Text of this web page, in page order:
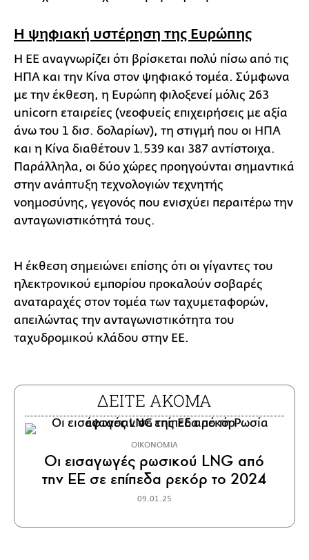
Η ψηφιακή υστέρηση της Ευρώπης
Η ΕΕ αναγνωρίζει ότι βρίσκεται πολύ πίσω από τις
ΗΠΑ και την Κίνα στον ψηφιακό τομέα. Σύμφωνα
με την έκθεση, η Ευρώπη φιλοξενεί μόλις 263
unicorn εταιρείες (νεοφυείς επιχειρήσεις με αξία
άνω του 1 δισ. δολαρίων), τη στιγμή που οι ΗΠΑ
και η Κίνα διαθέτουν 1.539 και 387 αντίστοιχα.
Παράλληλα, οι δύο χώρες προηγούνται σημαντικά
στην ανάπτυξη τεχνολογιών τεχνητής
νοημοσύνης, γεγονός που ενισχύει περαιτέρω την
ανταγωνιστικότητά τους.
Η έκθεση σημειώνει επίσης ότι οι γίγαντες του
ηλεκτρονικού εμπορίου προκαλούν σοβαρές
αναταραχές στον τομέα των ταχυμεταφορών,
απειλώντας την ανταγωνιστικότητα του
ταχυδρομικού κλάδου στην ΕΕ.
ΔΕΙΤΕ ΑΚΟΜΑ
ΟΙΚΟΝΟΜΙΑ
Οι εισαγωγές ρωσικού LNG από
την ΕΕ σε επίπεδα ρεκόρ το 2024
09.01.25